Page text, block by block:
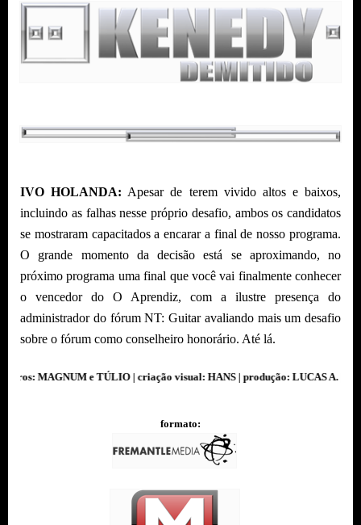
IVO HOLANDA: Apesar de terem vivido altos e baixos,
incluindo as falhas nesse próprio desafio, ambos os candidatos
se mostraram capacitados a encarar a final de nosso programa.
O grande momento da decisão está se aproximando, no
próximo programa uma final que você vai finalmente conhecer
o vencedor do O Aprendiz, com a ilustre presença do
administrador do fórum NT: Guitar avaliando mais um desafio
sobre o fórum como conselheiro honorário. Até lá.
e TÚLIO | criação visual: HANS | produção: LUCAS A. | direção geral:
formato: